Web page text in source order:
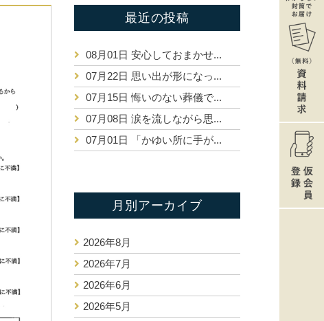
最近の投稿
08月01日 安心しておまかせ...
07月22日 思い出が形になっ...
07月15日 悔いのない葬儀で...
07月08日 涙を流しながら思...
07月01日
「かゆい所に手が...
月別アーカイブ
2026年8月
2026年7月
2026年6月
2026年5月